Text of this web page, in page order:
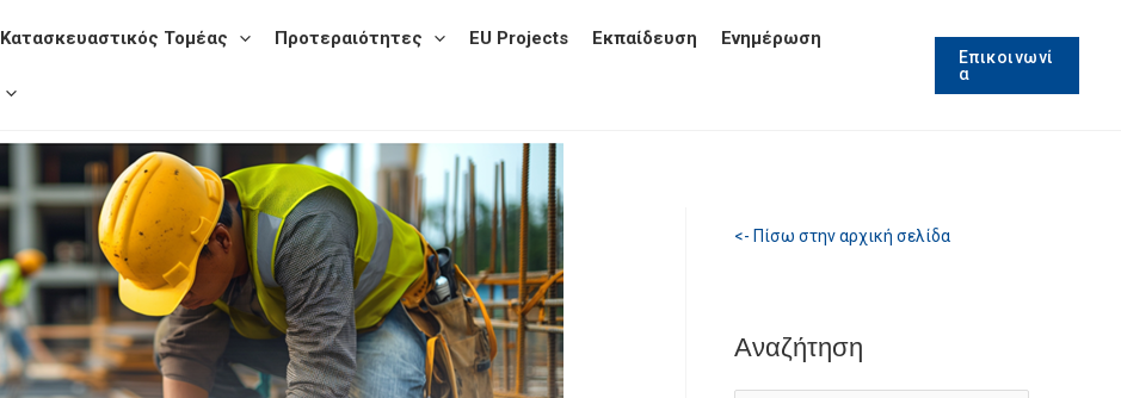
Κατασκευαστικός Τομέας Προτεραιότητες EU Projects Εκπαίδευση Ενημέρωση
Επικοινωνί
α
<- Πίσω στην αρχική σελίδα
Αναζήτηση